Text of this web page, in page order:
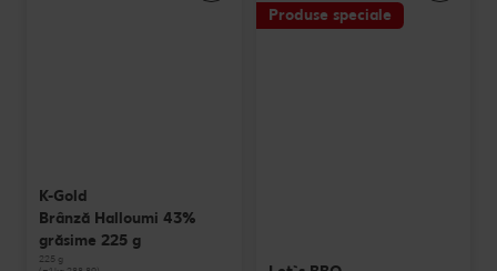
K-Gold
Brânză Halloumi 43%
grăsime 225 g
225 g
Produse speciale